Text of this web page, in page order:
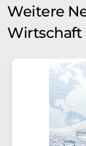
Weitere
Wirtschaft